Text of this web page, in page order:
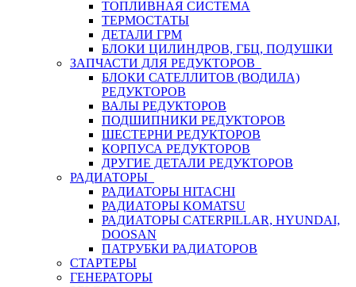
ТОПЛИВНАЯ СИСТЕМА
ТЕРМОСТАТЫ
ДЕТАЛИ ГРМ
БЛОКИ ЦИЛИНДРОВ, ГБЦ, ПОДУШКИ
ЗАПЧАСТИ ДЛЯ РЕДУКТОРОВ
БЛОКИ САТЕЛЛИТОВ (ВОДИЛА)
РЕДУКТОРОВ
ВАЛЫ РЕДУКТОРОВ
ПОДШИПНИКИ РЕДУКТОРОВ
ШЕСТЕРНИ РЕДУКТОРОВ
КОРПУСА РЕДУКТОРОВ
ДРУГИЕ ДЕТАЛИ РЕДУКТОРОВ
РАДИАТОРЫ
РАДИАТОРЫ HITACHI
РАДИАТОРЫ KOMATSU
РАДИАТОРЫ CATERPILLAR, HYUNDAI,
DOOSAN
ПАТРУБКИ РАДИАТОРОВ
СТАРТЕРЫ
ГЕНЕРАТОРЫ